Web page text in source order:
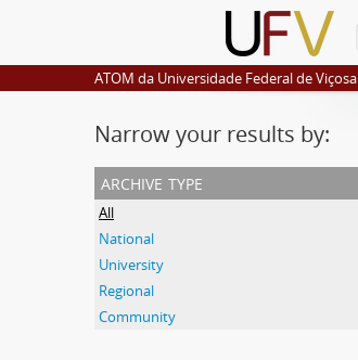
ATOM da Universidade Federal de Viçosa
Narrow your results by:
archive type
All
National
University
Regional
Community